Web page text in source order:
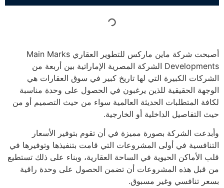
أصبحت شركة ماين ماركس للتطوير العقاري Main Marks
Developments الشركة المصرية الإماراتية بين أربعة من
الشركات الكبيرة التي لها تاريخ كبير في سوق العقارات هي
الوجهة الحقيقية للذين يرغبون في الحصول على وحدة مناسبة
لكافة المتطلبات الحديثة العالمية سواء من حيث التصميم أو من
حيث التفاصيل الداخلية أو الخارجية.
وأبدعت الشركة بصورة مميزة في أن تقوم بتوفير الأسعار
التنافسية في أولى المشروعات التي قامت بتنفيذها وتوفيرها في
قلب الأماكن الحيوية في الساحة العقارية، وبناء على ذلك تستطيع
من قبل هذه المشروعات أن تضمن الحصول على وحدة راقية
بسعر تنافسي وغير مسبوق.